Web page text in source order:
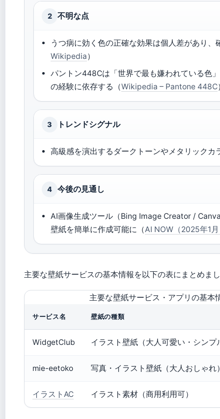
2 不明な点
うつ病に効く色の正確な効果は個人差があり
Wikipedia）
パントン448Cは「世界で最も嫌われている色
の経験に依存する（Wikipedia – Pantone 448C
3 トレンドシグナル
高級感を演出するダークトーンやメタリック
4 今後の見通し
AI画像生成ツール（Bing Image Creator /
壁紙を簡単に作成可能に（AI NOW（2025年1
主要な壁紙サービスの基本情報を以下の表にまとめま
主要な壁紙サービス・アプリの基本
サービス名 壁紙の種類
WidgetClub イラスト壁紙（大人可愛い・シンプ
mie-eetoko 写真・イラスト壁紙（大人おしゃれ
イラストAC イラスト素材（商用利用可）